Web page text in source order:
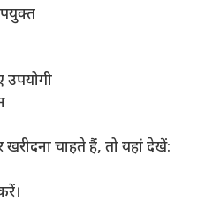
चाहते हैं, तो यहां देखें: